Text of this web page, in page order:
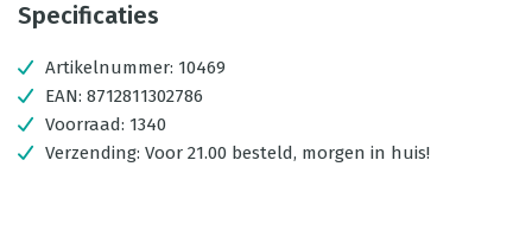
Specificaties
Artikelnummer: 10469
EAN: 8712811302786
Voorraad: 1340
Verzending: Voor 21.00 besteld, morgen in huis!